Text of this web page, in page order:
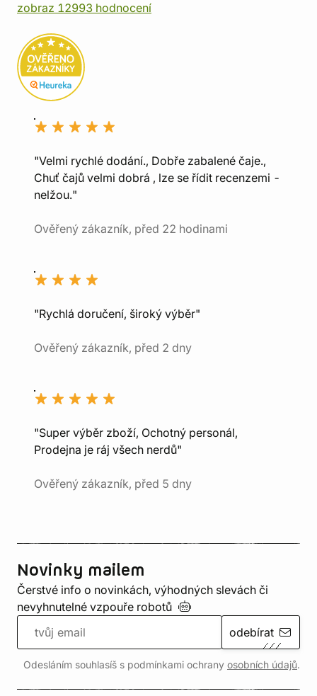
zobraz 12993 hodnocení
"Velmi rychlé dodání., Dobře zabalené čaje.,
Chuť čajů velmi dobrá , lze se řídit recenzemi -
nelžou."
Ověřený zákazník, před 22 hodinami
"Rychlá doručení, široký výběr"
Ověřený zákazník, před 2 dny
"Super výběr zboží, Ochotný personál,
Prodejna je ráj všech nerdů"
Ověřený zákazník, před 5 dny
Novinky mailem
Čerstvé info o novinkách, výhodných slevách či
nevyhnutelné vzpouře robotů
odebírat
Odesláním souhlasíš s podmínkami ochrany osobních údajů.